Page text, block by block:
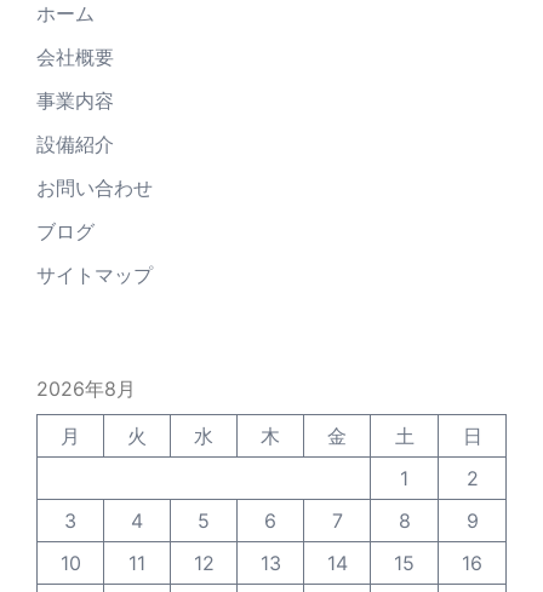
ホーム
会社概要
事業内容
設備紹介
お問い合わせ
ブログ
サイトマップ
2026年8月
月
火 水 木 金 土
日
1
2
3
4 5 6 7 8
9
10
11 12 13 14 15
16